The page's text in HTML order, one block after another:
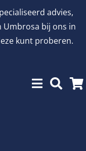
advies,
Umbrosa bij ons in
kunt proberen.